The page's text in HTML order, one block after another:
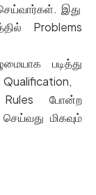
. இது
Problems
படித்து
Rules போன்ற
செய்வது மிகவும்